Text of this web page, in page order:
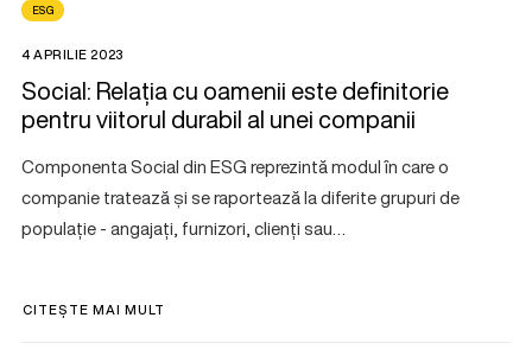
ESG
4 APRILIE 2023
Social: Relația cu oamenii este definitorie
pentru viitorul durabil al unei companii
Componenta Social din ESG reprezintă modul în care o
companie tratează și se raportează la diferite grupuri de
populație - angajați, furnizori, clienți sau…
CITEȘTE MAI MULT